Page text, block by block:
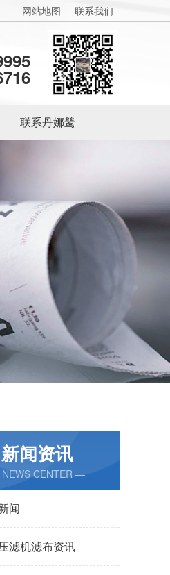
网站地图 联系我们
联系丹娜鸶
新闻资讯
CENTER —
闻
滤机滤布资讯